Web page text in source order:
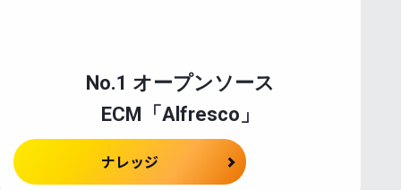
No.1 オープンソース
ECM「Alfresco」
ナレッジ